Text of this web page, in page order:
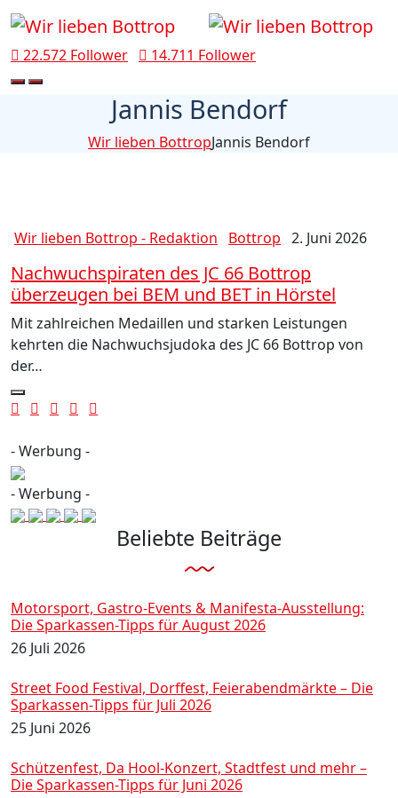
22.572 Follower 14.711 Follower
Jannis Bendorf
Wir lieben BottropJannis Bendorf
Wir lieben Bottrop - Redaktion Bottrop 2. Juni 2026
Nachwuchspiraten des JC 66 Bottrop
überzeugen bei BEM und BET in Hörstel
Mit zahlreichen Medaillen und starken Leistungen
kehrten die Nachwuchsjudoka des JC 66 Bottrop von
der…
- Werbung -
- Werbung -
Beliebte Beiträge
Motorsport, Gastro-Events & Manifesta-Ausstellung:
Die Sparkassen-Tipps für August 2026
26 Juli 2026
Street Food Festival, Dorffest, Feierabendmärkte – Die
Sparkassen-Tipps für Juli 2026
25 Juni 2026
Schützenfest, Da Hool-Konzert, Stadtfest und mehr –
Die Sparkassen-Tipps für Juni 2026